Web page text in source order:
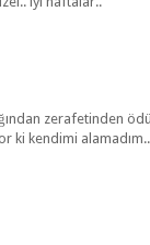
zerafetinden
ki kendimi alamadım..